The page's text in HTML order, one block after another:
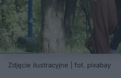
Zdjęcie ilustracyjne | fot. pixabay